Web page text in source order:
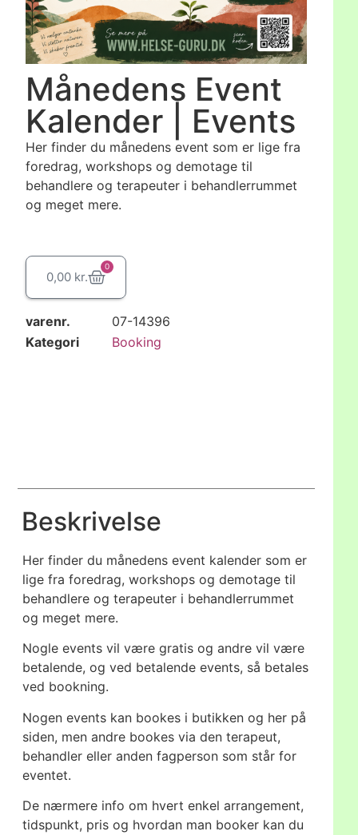
Månedens Event
Kalender | Events
Her finder du månedens event som er lige fra
foredrag, workshops og demotage til
behandlere og terapeuter i behandlerrummet
og meget mere.
0,00 kr.
0
varenr.
07-14396
Kategori
Booking
Beskrivelse
Her finder du månedens event kalender som er
lige fra foredrag, workshops og demotage til
behandlere og terapeuter i behandlerrummet
og meget mere.
Nogle events vil være gratis og andre vil være
betalende, og ved betalende events, så betales
ved bookning.
Nogen events kan bookes i butikken og her på
siden, men andre bookes via den terapeut,
behandler eller anden fagperson som står for
eventet.
De nærmere info om hvert enkel arrangement,
tidspunkt, pris og hvordan man booker kan du